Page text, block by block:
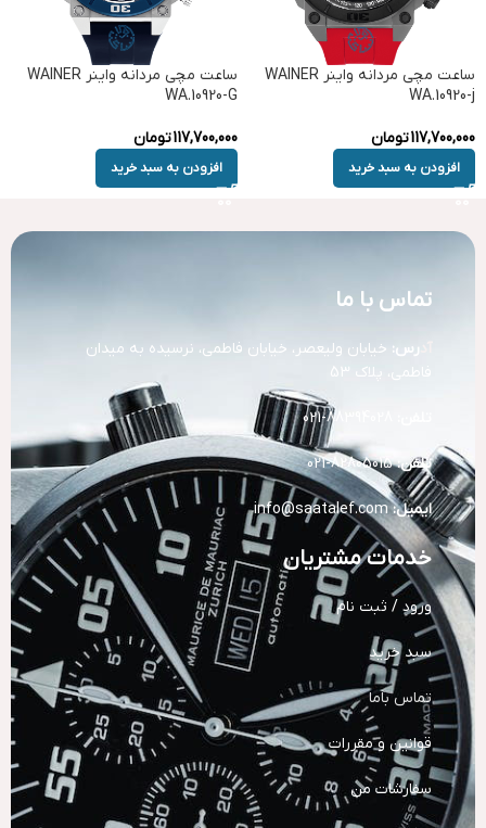
ساعت مچی مردانه واینر WAINER
WA.10920-j
117,700,000تومان
افزودن به سبد خرید
ساعت مچی مردانه واینر WAINER
WA.10920-G
117,700,000تومان
افزودن به سبد خرید
تماس با ما
رس: خیابان ولیعصر، خیابان فاطمی، نرسیده به میدان
فاطمی، پلاک 53
تلفن:82805015-021
ایمیل: info@saatalef.com
خدمات مشتریان
ورود / ثبت نام
سبد خرید
تماس باما
قوانین و مقررات
سفارشات من